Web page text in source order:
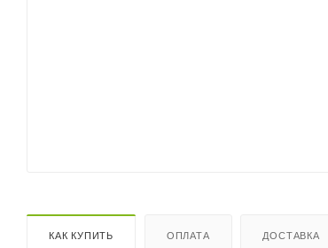
КАК КУПИТЬ ОПЛАТА ДОСТАВКА